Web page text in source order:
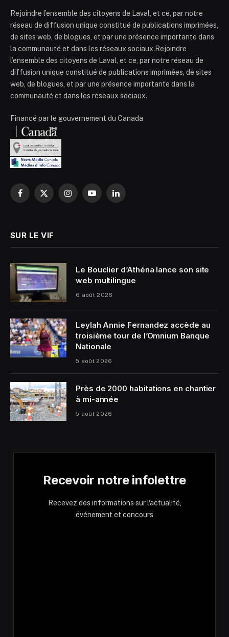
Rejoindre l’ensemble des citoyens de Laval, et ce, par notre
réseau de diffusion unique constitué de publications imprimées,
de sites web, de blogues, et par une présence importante dans
la communauté et dans les réseaux sociaux.Rejoindre
l’ensemble des citoyens de Laval, et ce, par notre réseau de
diffusion unique constitué de publications imprimées, de sites
web, de blogues, et par une présence importante dans la
communauté et dans les réseaux sociaux.
Financé par le gouvernement du Canada
Facebook
X
InstagramYouTubeLinkedIn
SUR LE VIF
Le Bouclier d’Athéna lance son site
web multilingue
6 août 2026
Leylah Annie Fernandez accède au
troisième tour de l’Omnium Banque
Nationale
5 août 2026
Près de 2000 habitations en chantier
à mi-année
5 août 2026
Recevoir notre infolettre
Recevez des informations sur l'actualité,
événement et concours